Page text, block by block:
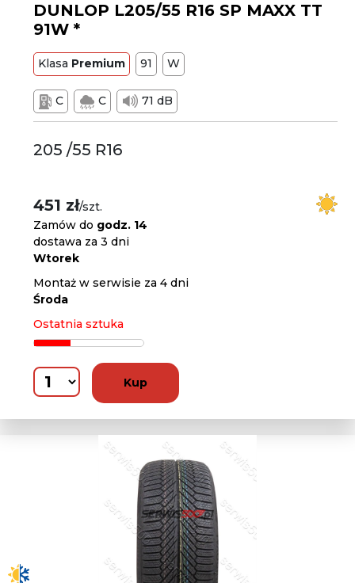
DUNLOP L205/55 R16 SP MAXX TT
91W *
Klasa Premium 91 W
C C 71 dB
205 /55 R16
451 zł/szt.
Zamów do godz. 14
dostawa za 3 dni
Wtorek
Montaż w serwisie za 4 dni
Środa
Ostatnia sztuka
Kup